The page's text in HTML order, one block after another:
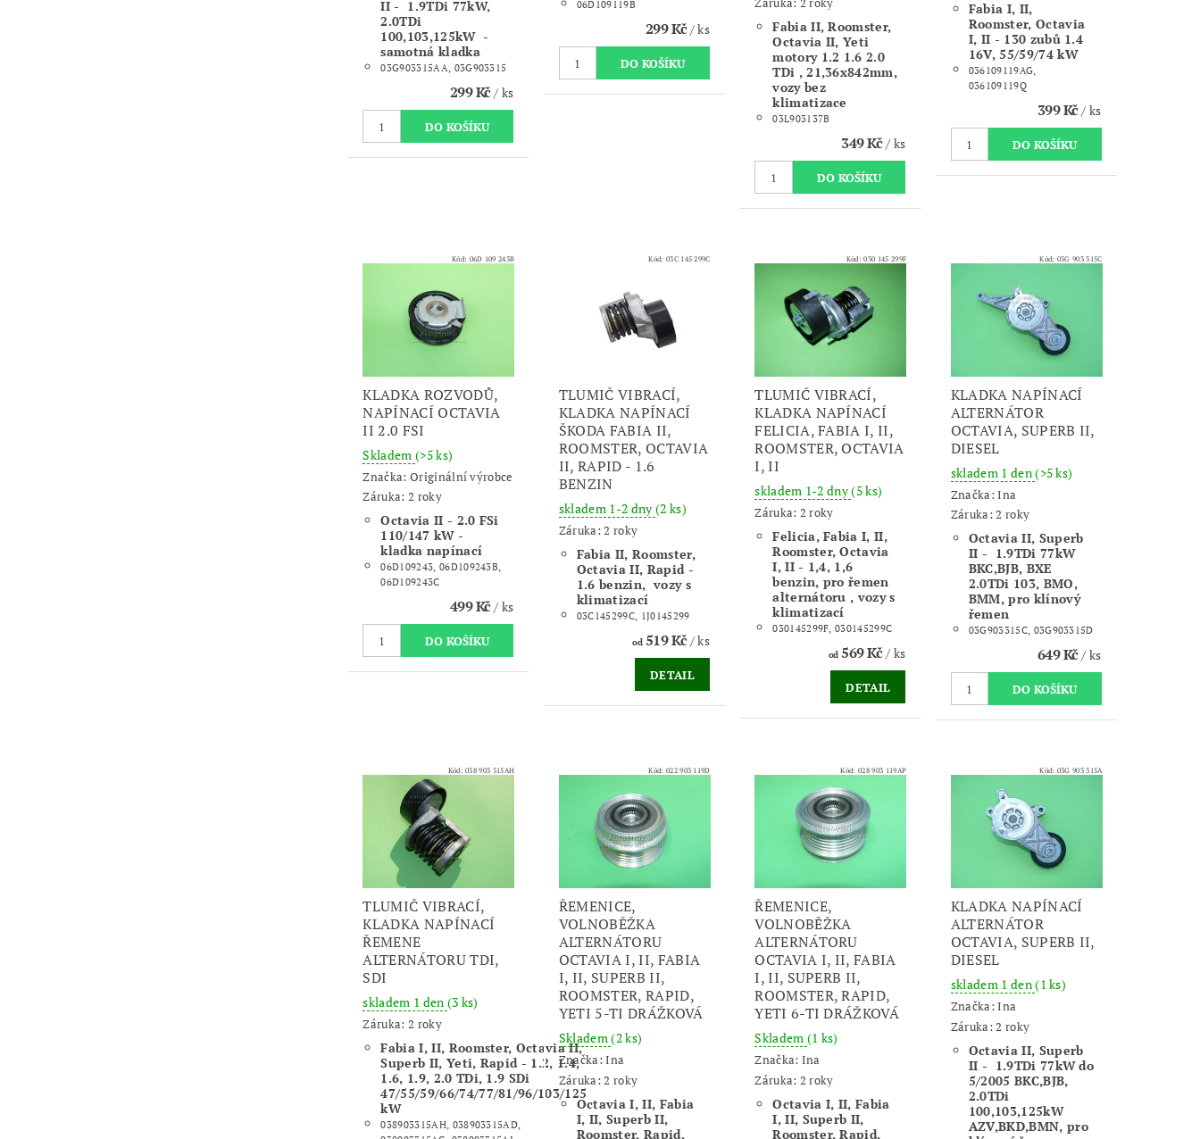
II - 1.9TDi 77kW,
2.0TDi
100,103,125kW -
samotná kladka
03G903315AA, 03G903315
299 Kč/ ks
06D109119B
299 Kč/ ks
Fabia II, Roomster,
Octavia II, Yeti
motory 1.2 1.6 2.0
TDi , 21,36x842mm,
vozy bez
klimatizace
03L903137B
349 Kč/ ks
Fabia I, II,
Roomster, Octavia
I, II - 130 zubů 1.4
16V, 55/59/74 kW
036109119AG,
036109119Q
399 Kč/ ks
Kód: 06D 109 243B
KLADKA ROZVODŮ,
NAPÍNACÍ OCTAVIA
II 2.0 FSI
Skladem (>5 ks)
Značka: Originální výrobce
Záruka: 2 roky
Octavia II - 2.0 FSi
110/147 kW -
kladka napínací
06D109243, 06D109243B,
06D109243C
499 Kč/ ks
Kód: 03C 145 299C
TLUMIČ VIBRACÍ,
KLADKA NAPÍNACÍ
ŠKODA FABIA II,
ROOMSTER, OCTAVIA
II, RAPID - 1.6
BENZIN
skladem 1-2 dny (2 ks)
Záruka: 2 roky
Fabia II, Roomster,
Octavia II, Rapid -
1.6 benzin, vozy s
klimatizací
03C145299C, 1J0145299
od519 Kč/ ks
DETAIL
Kód:030 145 299F
TLUMIČ VIBRACÍ,
KLADKA NAPÍNACÍ
FELICIA, FABIA I, II,
ROOMSTER, OCTAVIA
I, II
skladem 1-2 dny(5 ks)
Záruka: 2 roky
Felicia, Fabia I, II,
Roomster, Octavia
I, II - 1,4, 1,6
benzin, pro řemen
alternátoru , vozy s
klimatizací
030145299F, 030145299C
od569 Kč/ ks
DETAIL
Kód: 03G 903 315C
KLADKA NAPÍNACÍ
ALTERNÁTOR
OCTAVIA, SUPERB II,
DIESEL
skladem 1 den(>5 ks)
Značka:Ina
Záruka: 2 roky
Octavia II, Superb
II - 1.9TDi 77kW
BKC,BJB, BXE
2.0TDi 103, BMO,
BMM, pro klínový
řemen
03G903315C, 03G903315D
649 Kč/ ks
Kód:038 903 315AH
TLUMIČ VIBRACÍ,
KLADKA NAPÍNACÍ
ŘEMENE
ALTERNÁTORU TDI,
SDI
skladem 1 den (3 ks)
Záruka: 2 roky
Fabia I, II, Roomster, Octavia II,
Superb II, Yeti, Rapid - 1.2, 1.4,
1.6, 1.9, 2.0 TDi, 1.9 SDi
47/55/59/66/74/77/81/96/103/125
kW
038903315AH, 038903315AD,
Kód: 022 903 119D
ŘEMENICE,
VOLNOBĚŽKA
ALTERNÁTORU
OCTAVIA I, II, FABIA
I, II, SUPERB II,
ROOMSTER, RAPID,
YETI 5-TI DRÁŽKOVÁ
Skladem(2 ks)
Značka:Ina
Záruka: 2 roky
Octavia I, II, Fabia
I, II, Superb II,
Roomster, Rapid,
Kód:028 903 119AP
ŘEMENICE,
VOLNOBĚŽKA
ALTERNÁTORU
OCTAVIA I, II, FABIA
I, II, SUPERB II,
ROOMSTER, RAPID,
YETI 6-TI DRÁŽKOVÁ
Skladem (1 ks)
Značka: Ina
Záruka: 2 roky
Octavia I, II, Fabia
I, II, Superb II,
Roomster, Rapid,
Kód: 03G 903 315A
KLADKA NAPÍNACÍ
ALTERNÁTOR
OCTAVIA, SUPERB II,
DIESEL
skladem 1 den(1 ks)
Značka:Ina
Záruka: 2 roky
Octavia II, Superb
II - 1.9TDi 77kW do
5/2005 BKC,BJB,
2.0TDi
100,103,125kW
AZV,BKD,BMN, pro